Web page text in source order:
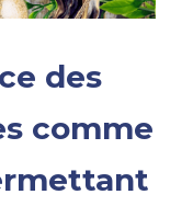
des
comme